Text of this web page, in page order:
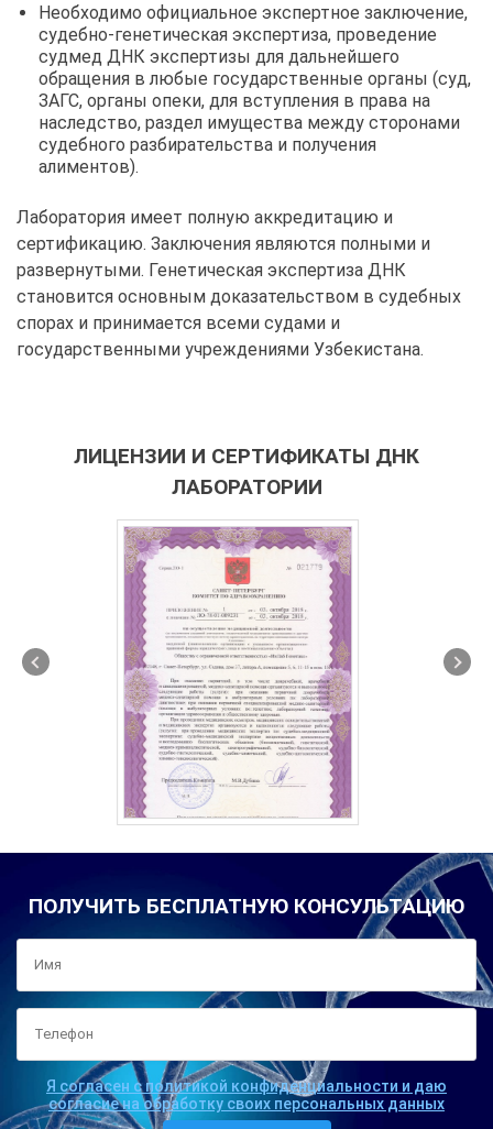
Необходимо официальное экспертное заключение,
судебно-генетическая экспертиза, проведение
судмед ДНК экспертизы для дальнейшего
обращения в любые государственные органы (суд,
ЗАГС, органы опеки, для вступления в права на
наследство, раздел имущества между сторонами
судебного разбирательства и получения
алиментов).
Лаборатория имеет полную аккредитацию и
сертификацию. Заключения являются полными и
развернутыми. Генетическая экспертиза ДНК
становится основным доказательством в судебных
спорах и принимается всеми судами и
государственными учреждениями Узбекистана.
ЛИЦЕНЗИИ И СЕРТИФИКАТЫ ДНК
ЛАБОРАТОРИИ
ПОЛУЧИТЬ БЕСПЛАТНУЮ КОНСУЛЬТАЦИЮ
Я согласен с политикой конфиденциальности и даю
согласие на обработку своих персональных данных